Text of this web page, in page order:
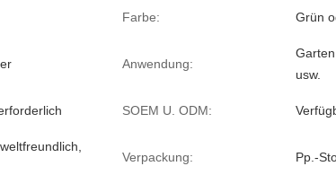
Farbe: Grün
Anwendung:
usw.
SOEM U. ODM:
Verpackung: Pp.-